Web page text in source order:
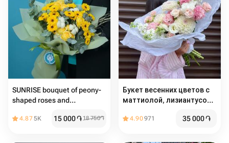
SUNRISE bouquet of peony-
shaped roses and
4.875K 15 000֏18 750֏
Букет весенних цветов с
маттиолой, лизиантусом
4.90971 35 000֏